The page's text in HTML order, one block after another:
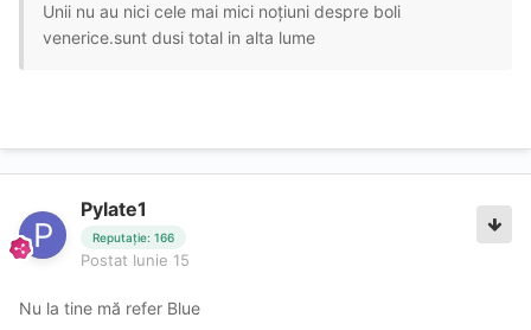
Unii nu au nici cele mai mici noțiuni despre boli
venerice.sunt dusi total in alta lume
Pylate1
Reputație: 166
Postat Iunie 15
Nu la tine mă refer Blue